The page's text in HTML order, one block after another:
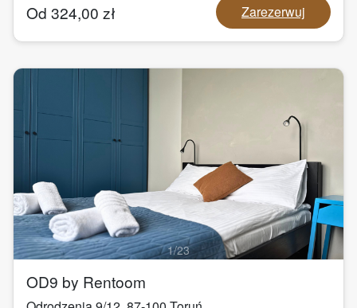
Od 324,00 zł Zarezerwuj
1/23
OD9 by Rentoom